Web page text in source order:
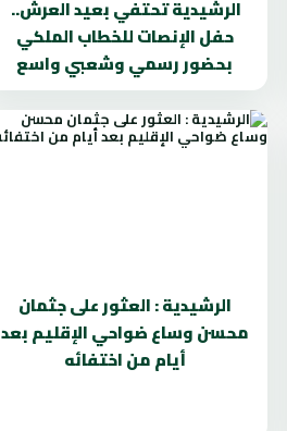
الرشيدية تحتفي بعيد العرش..
حفل الإنصات للخطاب الملكي
بحضور رسمي وشعبي واسع
الرشيدية : العثور على جثمان
محسن وساع ضواحي الإقليم بعد
أيام من اختفائه